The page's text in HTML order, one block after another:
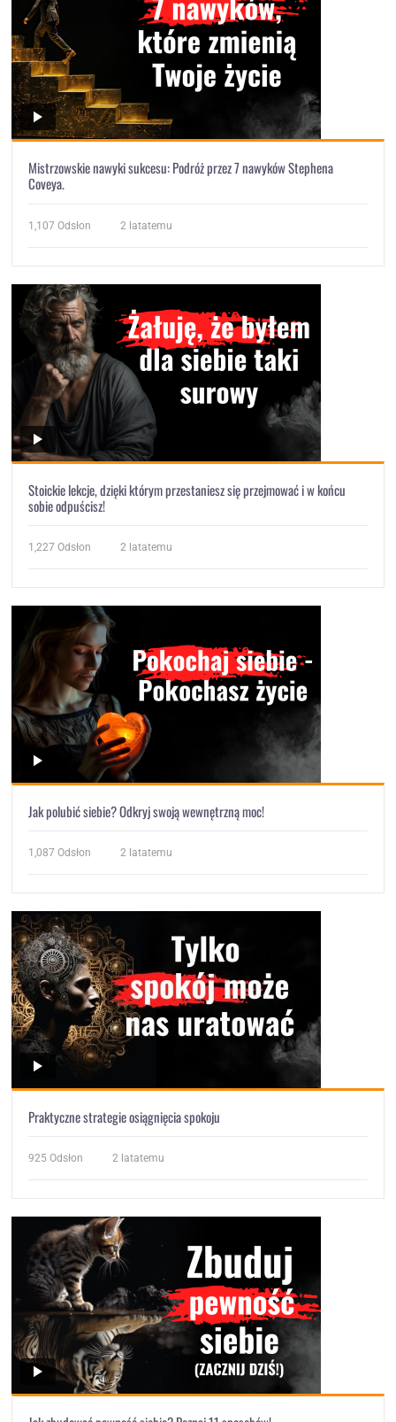
Mistrzowskie nawyki sukcesu: Podróż przez 7 nawyków Stephena
Coveya.
1,107 Odsłon 2 latatemu
Stoickie lekcje, dzięki którym przestaniesz się przejmować i w końcu
sobie odpuścisz!
1,227 Odsłon 2 latatemu
Jak polubić siebie? Odkryj swoją wewnętrzną moc!
1,087 Odsłon 2 latatemu
Praktyczne strategie osiągnięcia spokoju
925 Odsłon 2 latatemu